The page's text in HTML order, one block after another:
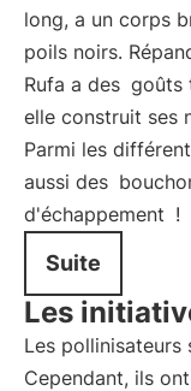
long, a un corps
poils noirs.
Rufa a des goûts
elle construit ses
Parmi les
aussi des
d'échappement !
Suite
Les
Les pollinisateurs
Cependant, ils